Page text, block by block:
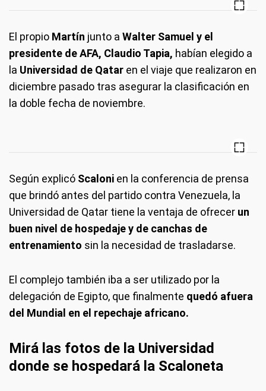
El propio Martín junto a Walter Samuel y el
presidente de AFA, Claudio Tapia, habían elegido a
la Universidad de Qatar en el viaje que realizaron en
diciembre pasado tras asegurar la clasificación en
la doble fecha de noviembre.
Según explicó Scaloni en la conferencia de prensa
que brindó antes del partido contra Venezuela, la
Universidad de Qatar tiene la ventaja de ofrecer un
buen nivel de hospedaje y de canchas de
entrenamiento sin la necesidad de trasladarse.
El complejo también iba a ser utilizado por la
delegación de Egipto, que finalmente quedó afuera
del Mundial en el repechaje africano.
Mirá las fotos de la Universidad
donde se hospedará la Scaloneta